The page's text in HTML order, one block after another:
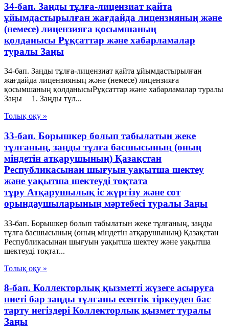
34-бап. Заңды тұлға-лицензиат қайта
ұйымдастырылған жағдайда лицензияның және
(немесе) лицензияға қосымшаның
қолданысы Рұқсаттар және хабарламалар
туралы Заңы
34-бап. Заңды тұлға-лицензиат қайта ұйымдастырылған
жағдайда лицензияның және (немесе) лицензияға
қосымшаның қолданысыРұқсаттар және хабарламалар туралы
Заңы 1. Заңды тұл...
Толық оқу »
33-бап. Борышкер болып табылатын жеке
тұлғаның, заңды тұлға басшысының (оның
міндетін атқарушының) Қазақстан
Республикасынан шығуын уақытша шектеу
және уақытша шектеуді тоқтата
тұру Атқарушылық iс жүргiзу және сот
орындаушыларының мәртебесi туралы Заңы
33-бап. Борышкер болып табылатын жеке тұлғаның, заңды
тұлға басшысының (оның міндетін атқарушының) Қазақстан
Республикасынан шығуын уақытша шектеу және уақытша
шектеуді тоқтат...
Толық оқу »
8-бап. Коллекторлық қызметті жүзеге асыруға
ниеті бар заңды тұлғаны есептік тіркеуден бас
тарту негіздерi Коллекторлық қызмет туралы
Заңы